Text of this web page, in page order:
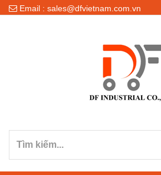
Email : sales@dfvietnam.com.vn